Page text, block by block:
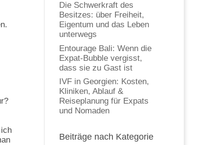
Die Schwerkraft des
Besitzes: über Freiheit,
Eigentum und das Leben
unterwegs
Entourage Bali: Wenn die
Expat-Bubble vergisst,
dass sie zu Gast ist
IVF in Georgien: Kosten,
Kliniken, Ablauf &
Reiseplanung für Expats
und Nomaden
Beiträge nach Kategorie